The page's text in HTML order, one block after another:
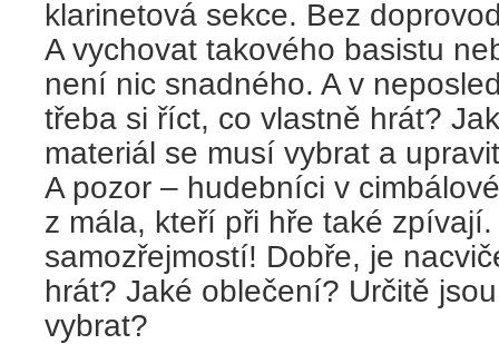
klarinetová sekce. Bez
A vychovat takového basistu
není nic snadného. A v
třeba si říct, co vlastně hrát?
materiál se musí vybrat a
A pozor – hudebníci v
z mála, kteří při hře také
samozřejmostí! Dobře, je
hrát? Jaké oblečení? Určitě